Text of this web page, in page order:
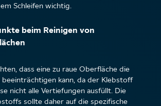
Schleifen wichtig.
beim Reinigen von
dass eine zu raue Oberfläche die
beeinträchtigen kann, da der Klebstoff
nicht alle Vertiefungen ausfüllt. Die
sollte daher auf die spezifische